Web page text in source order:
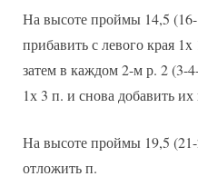
На высоте проймы 14,5
прибавить с левого края
затем в каждом 2-м р. 2 (3-
1х 3 п. и снова добавить
На высоте проймы 19,5
отложить п.